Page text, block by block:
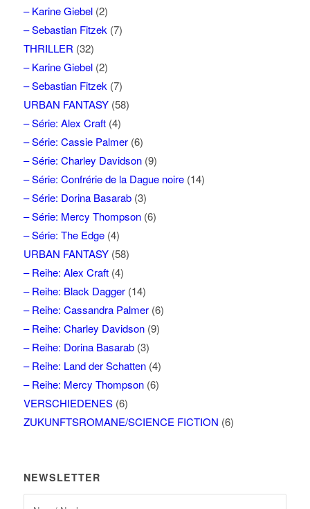
– Karine Giebel(2)
– Sebastian Fitzek (7)
THRILLER (32)
– Karine Giebel(2)
– Sebastian Fitzek (7)
URBAN FANTASY(58)
– Série: Alex Craft(4)
– Série: Cassie Palmer(6)
– Série: Charley Davidson(9)
– Série: Confrérie de la Dague noire(14)
– Série: Dorina Basarab(3)
– Série: Mercy Thompson(6)
– Série: The Edge(4)
URBAN FANTASY(58)
– Reihe: Alex Craft(4)
– Reihe: Black Dagger(14)
– Reihe: Cassandra Palmer(6)
– Reihe: Charley Davidson(9)
– Reihe: Dorina Basarab(3)
– Reihe: Land der Schatten(4)
– Reihe: Mercy Thompson(6)
VERSCHIEDENES(6)
ZUKUNFTSROMANE/SCIENCE FICTION (6)
NEWSLETTER